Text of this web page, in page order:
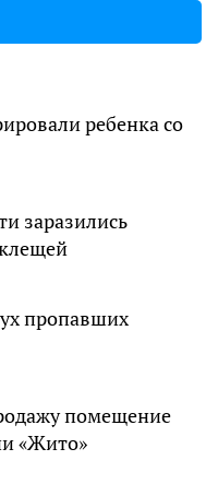
ребенка со
заразились
пропавших
помещение
«Жито»